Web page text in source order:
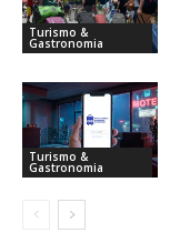
Turismo &
Gastronomia
Turismo &
Gastronomia